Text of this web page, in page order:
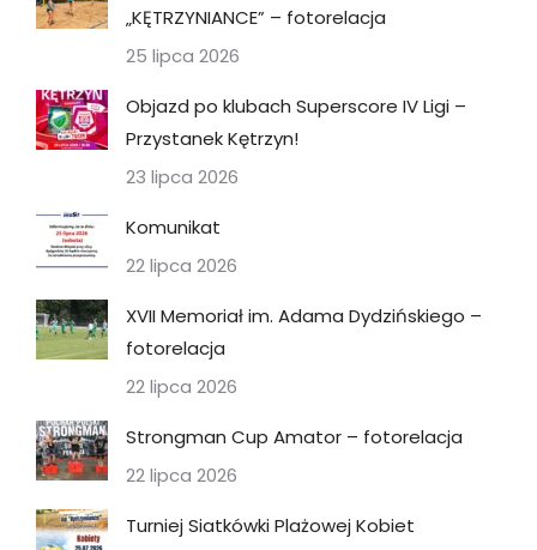
„KĘTRZYNIANCE” – fotorelacja
25 lipca 2026
Objazd po klubach Superscore IV Ligi –
Przystanek Kętrzyn!
23 lipca 2026
Komunikat
22 lipca 2026
XVII Memoriał im. Adama Dydzińskiego –
fotorelacja
22 lipca 2026
Strongman Cup Amator – fotorelacja
22 lipca 2026
Turniej Siatkówki Plażowej Kobiet